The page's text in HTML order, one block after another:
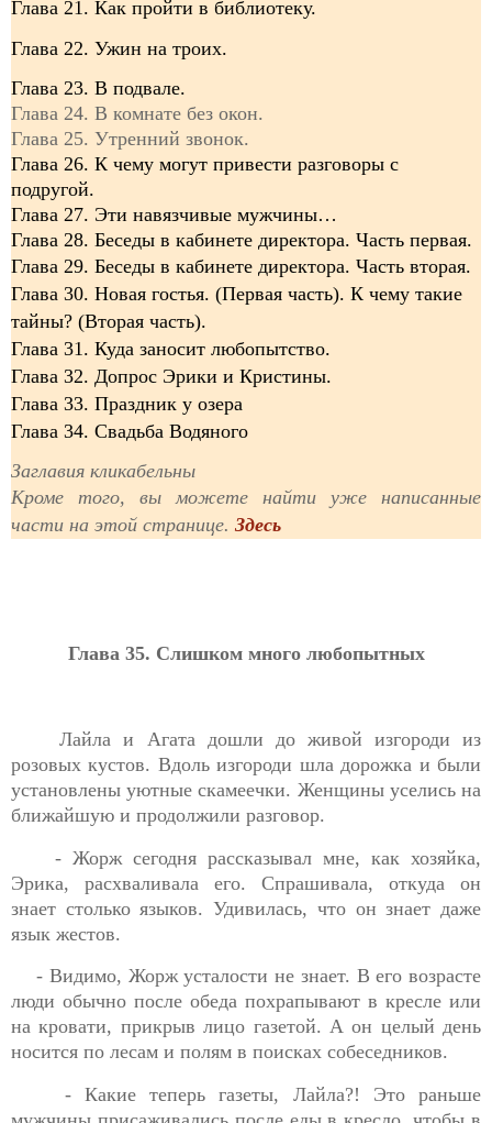
Глава 21. Как пройти в библиотеку.
Глава 22. Ужин на троих.
Глава 23. В подвале.
Глава 24. В комнате без окон.
Глава 25. Утренний звонок.
Глава 26. К чему могут привести разговоры с
подругой.
Глава 27. Эти навязчивые мужчины…
Глава 28. Беседы в кабинете директора. Часть первая.
Глава 29. Беседы в кабинете директора. Часть вторая.
Глава 30. Новая гостья. (Первая часть). К чему такие
тайны? (Вторая часть).
Глава 31. Куда заносит любопытство.
Глава 32. Допрос Эрики и Кристины.
Глава 33. Праздник у озера
Глава 34. Свадьба Водяного
Заглавия кликабельны
Кроме того, вы можете найти уже написанные
части на этой странице. Здесь
Глава 35. Слишком много любопытных
Лайла и Агата дошли до живой изгороди из
розовых кустов. Вдоль изгороди шла дорожка и были
установлены уютные скамеечки. Женщины уселись на
ближайшую и продолжили разговор.
- Жорж сегодня рассказывал мне, как хозяйка,
Эрика, расхваливала его. Спрашивала, откуда он
знает столько языков. Удивилась, что он знает даже
язык жестов.
- Видимо, Жорж усталости не знает. В его возрасте
люди обычно после обеда похрапывают в кресле или
на кровати, прикрыв лицо газетой. А он целый день
носится по лесам и полям в поисках собеседников.
- Какие теперь газеты, Лайла?! Это раньше